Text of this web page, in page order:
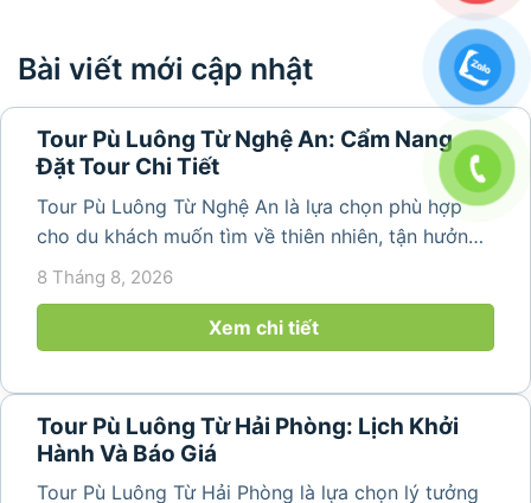
Bài viết mới cập nhật
Tour Pù Luông Từ Nghệ An: Cẩm Nang
Đặt Tour Chi Tiết
Tour Pù Luông Từ Nghệ An là lựa chọn phù hợp
cho du khách muốn tìm về thiên nhiên, tận hưởng
không khí trong lành và khám phá vẻ đẹp bình yên
của vùng núi Thanh Hóa. Với những bản làng mộc
8 Tháng 8, 2026
Xem chi tiết
Tour Pù Luông Từ Hải Phòng: Lịch Khởi
Hành Và Báo Giá
Tour Pù Luông Từ Hải Phòng là lựa chọn lý tưởng